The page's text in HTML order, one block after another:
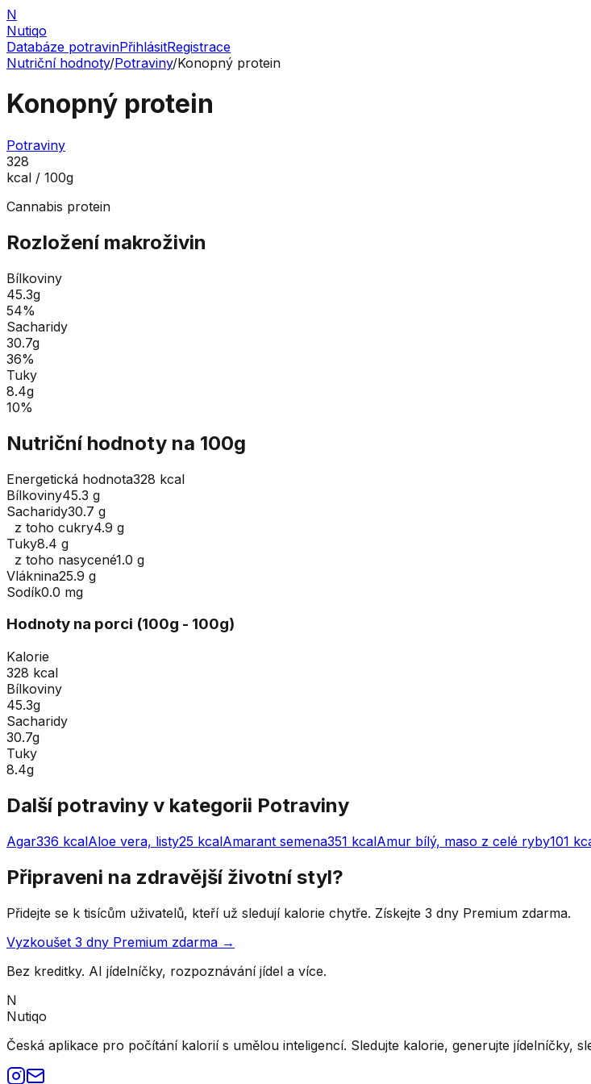
N
Nutiqo
Databáze potravinPřihlásitRegistrace
Nutriční hodnoty/Potraviny/Konopný protein
Konopný protein
Potraviny
328
kcal / 100g
Cannabis protein
Rozložení makroživin
Bílkoviny
45.3g
54%
Sacharidy
30.7g
36%
Tuky
8.4g
10%
Nutriční hodnoty na 100g
Energetická hodnota328 kcal
Bílkoviny45.3 g
Sacharidy30.7 g
z toho cukry4.9 g
Tuky8.4 g
z toho nasycené1.0 g
Vláknina25.9 g
Sodík0.0 mg
Hodnoty na porci (100g - 100g)
Kalorie
328 kcal
Bílkoviny
45.3g
Sacharidy
30.7g
Tuky
8.4g
Další potraviny v kategorii Potraviny
Agar336 kcalAloe vera, listy25 kcalAmarant semena351 kcalAmur bílý, maso z celé ryby101
Připraveni na zdravější životní styl?
Přidejte se k tisícům uživatelů, kteří už sledují kalorie chytře. Získejte 3 dny Premium zdarma.
Vyzkoušet 3 dny Premium zdarma →
Bez kreditky. AI jídelníčky, rozpoznávání jídel a více.
N
Nutiqo
Česká aplikace pro počítání kalorií s umělou inteligencí. Sledujte kalorie, generujte jídelníčky,